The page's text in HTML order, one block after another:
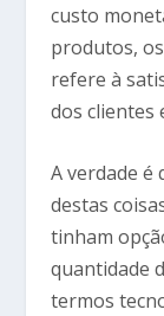
custo
produtos,
refere à
dos clientes
A verdade é
destas
tinham
quantidade
termos